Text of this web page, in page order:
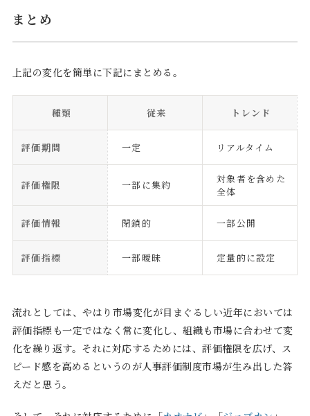
まとめ
上記の変化を簡単に下記にまとめる。
種類 従来 トレンド
評価期間 一定 リアルタイム
評価権限 一部に集約
対象者を含めた
全体
評価情報 閉鎖的 一部公開
評価指標 一部曖昧 定量的に設定
流れとしては、やはり市場変化が目まぐるしい近年においては
評価指標も一定ではなく常に変化し、組織も市場に合わせて変
化を繰り返す。それに対応するためには、評価権限を広げ、ス
ピード感を高めるというのが人事評価制度市場が生み出した答
えだと思う。